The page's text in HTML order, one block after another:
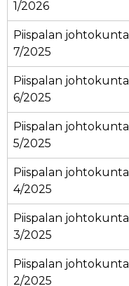
1/2026
Piispalan johtokunta
7/2025
Piispalan johtokunta
6/2025
Piispalan johtokunta
5/2025
Piispalan johtokunta
4/2025
Piispalan johtokunta
3/2025
Piispalan johtokunta
2/2025